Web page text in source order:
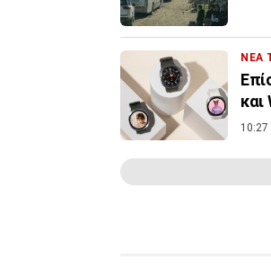
ΝΕΑ
και
10:27